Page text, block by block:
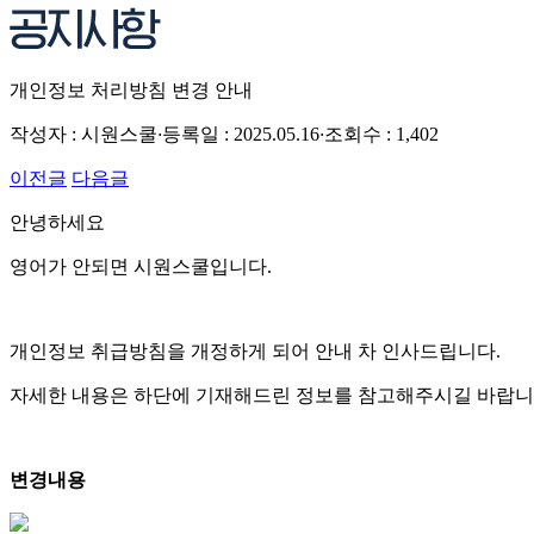
개인정보 처리방침 변경 안내
작성자 : 시원스쿨·등록일 : 2025.05.16·조회수 : 1,402
이전글 다음글
안녕하세요
영어가 안되면 시원스쿨입니다.
개인정보 취급방침을 개정하게 되어 안내 차 인사드립니다.
자세한 내용은 하단에 기재해드린 정보를 참고해주시길 바랍
변경내용